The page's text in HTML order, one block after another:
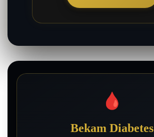
🩸
Bekam Diabetes